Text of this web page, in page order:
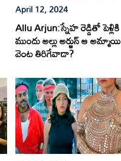
April 12, 2024
Allu Arjun:స్నేహ రెడ్డితో పెళ్లికి
ముందు అల్లు అర్జున్ ఆ అమ్మాయి
వెంట తిరిగేవాడా?